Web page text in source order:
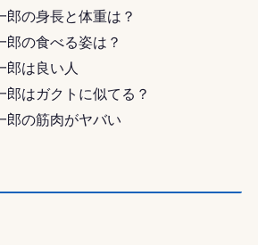
郎の身長と体重は？
郎の食べる姿は？
郎は良い人
郎はガクトに似てる？
郎の筋肉がヤバい